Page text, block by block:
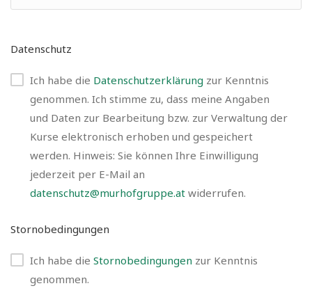
Datenschutz
Ich habe die Datenschutzerklärung zur Kenntnis
genommen. Ich stimme zu, dass meine Angaben
und Daten zur Bearbeitung bzw. zur Verwaltung der
Kurse elektronisch erhoben und gespeichert
werden. Hinweis: Sie können Ihre Einwilligung
jederzeit per E-Mail an
datenschutz@murhofgruppe.at widerrufen.
Stornobedingungen
Ich habe die Stornobedingungen zur Kenntnis
genommen.